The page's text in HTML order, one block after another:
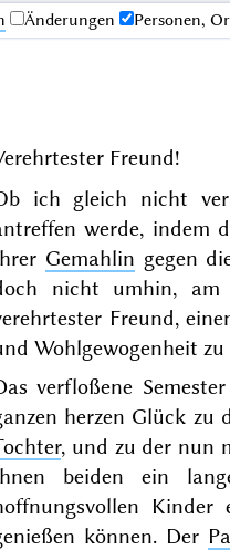
Änderungen Personen,
Freund!
ich gleich nicht
werde, indem
Gemahlin gegen
nicht umhin, am
Freund,
Wohlgewogenheit zu
verfloßene
herzen Glück zu
, und zu der nun
beiden ein
können. Der